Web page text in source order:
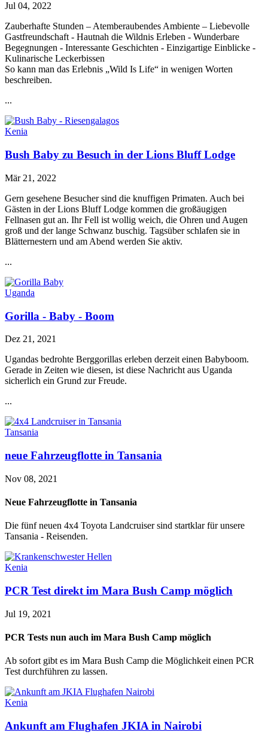
Jul 04, 2022
Zauberhafte Stunden – Atemberaubendes Ambiente – Liebevolle
Gastfreundschaft - Hautnah die Wildnis Erleben - Wunderbare
Begegnungen - Interessante Geschichten - Einzigartige Einblicke -
Kulinarische Leckerbissen
So kann man das Erlebnis „Wild Is Life“ in wenigen Worten
beschreiben.
...
Kenia
Bush Baby zu Besuch in der Lions Bluff Lodge
Mär 21, 2022
Gern gesehene Besucher sind die knuffigen Primaten. Auch bei
Gästen in der Lions Bluff Lodge kommen die großäugigen
Fellnasen gut an. Ihr Fell ist wollig weich, die Ohren und Augen
groß und der lange Schwanz buschig. Tagsüber schlafen sie in
Blätternestern und am Abend werden Sie aktiv.
...
Uganda
Gorilla - Baby - Boom
Dez 21, 2021
Ugandas bedrohte Berggorillas erleben derzeit einen Babyboom.
Gerade in Zeiten wie diesen, ist diese Nachricht aus Uganda
sicherlich ein Grund zur Freude.
...
Tansania
neue Fahrzeugflotte in Tansania
Nov 08, 2021
Neue Fahrzeugflotte in Tansania
Die fünf neuen 4x4 Toyota Landcruiser sind startklar für unsere
Tansania - Reisenden.
Kenia
PCR Test direkt im Mara Bush Camp möglich
Jul 19, 2021
PCR Tests nun auch im Mara Bush Camp möglich
Ab sofort gibt es im Mara Bush Camp die Möglichkeit einen PCR
Test durchführen zu lassen.
Kenia
Ankunft am Flughafen JKIA in Nairobi